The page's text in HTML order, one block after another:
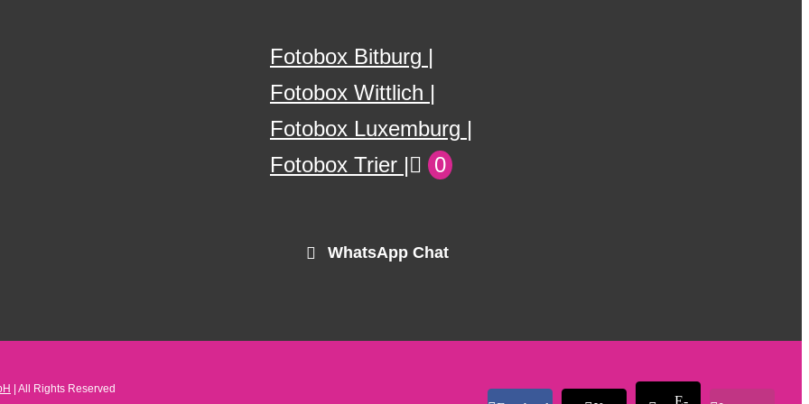
Fotobox Bitburg
Fotobox Wittlich
Fotobox Luxemburg
Fotobox Trier
0
WhatsApp Chat
| All Rights Reserved
E-